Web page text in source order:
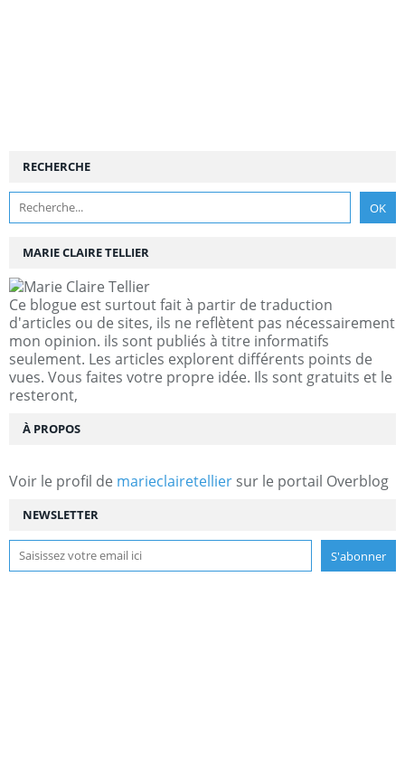
NEWSLETTER
RECHERCHE
MARIE CLAIRE TELLIER
Ce blogue est surtout fait à partir de traduction
d'articles ou de sites, ils ne reflètent pas nécessairement
mon opinion. ils sont publiés à titre informatifs
seulement. Les articles explorent différents points de
vues. Vous faites votre propre idée. Ils sont gratuits et le
resteront,
À PROPOS
Voir le profil de marieclairetellier sur le portail Overblog